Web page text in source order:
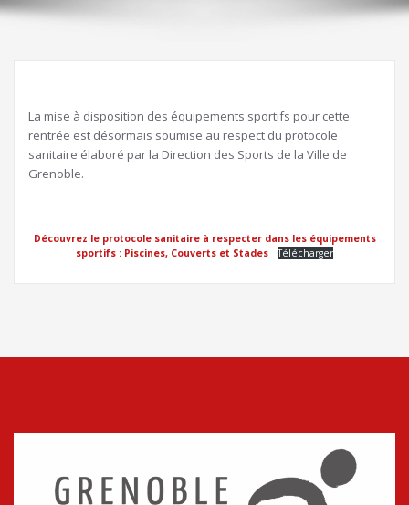
La mise à disposition des équipements sportifs pour cette
rentrée est désormais soumise au respect du protocole
sanitaire élaboré par la Direction des Sports de la Ville de
Grenoble.
Découvrez le protocole sanitaire à respecter dans les équipements
sportifs : Piscines, Couverts et Stades
Télécharger